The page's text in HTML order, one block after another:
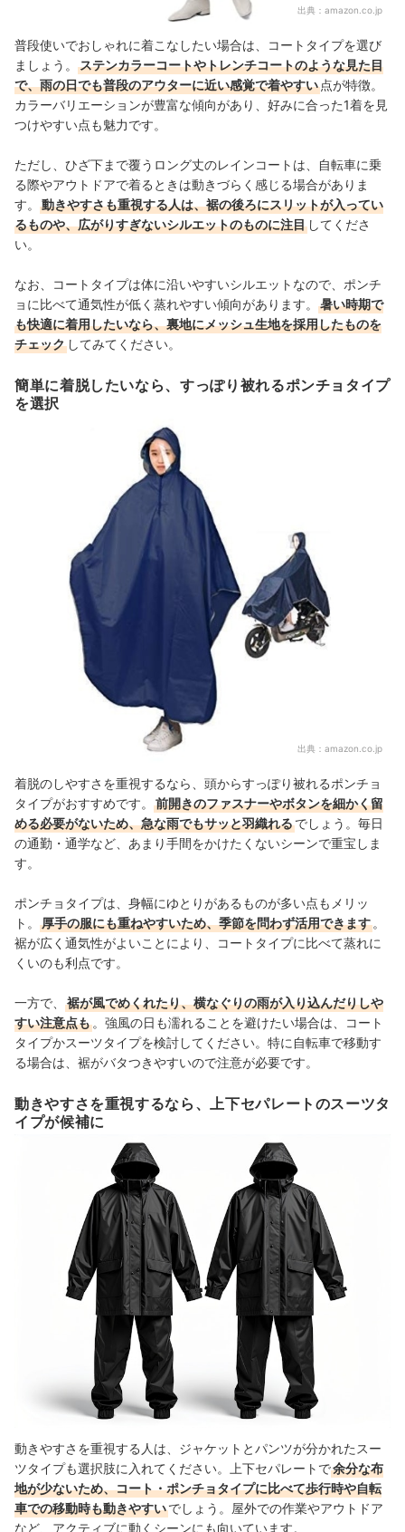
出典： amazon.co.jp
普段使いでおしゃれに着こなしたい場合は、コートタイプを選び
ましょう。
ステンカラーコートやトレンチコートのような見た目
で、雨の日でも普段のアウターに近い感覚で着やすい 点が特徴。
カラーバリエーションが豊富な傾向があり、好みに合った1着を見
つけやすい点も魅力です。
ただし、ひざ下まで覆うロング丈のレインコートは、自転車に乗
る際やアウトドアで着るときは動きづらく感じる場合がありま
す。
動きやすさも重視する人は、裾の後ろにスリットが入ってい
るものや、広がりすぎないシルエットのものに注目 してくださ
い。
なお、コートタイプは体に沿いやすいシルエットなので、ポンチ
ョに比べて通気性が低く蒸れやすい傾向があります。
暑い時期で
も快適に着用したいなら、裏地にメッシュ生地を採用したものを
チェック してみてください。
簡単に着脱したいなら、すっぽり被れるポンチョタイプ
を選択
出典： amazon.co.jp
着脱のしやすさを重視するなら、頭からすっぽり被れるポンチョ
タイプがおすすめです。
前開きのファスナーやボタンを細かく留
める必要がないため、急な雨でもサッと羽織れるでしょう。毎日
の通勤・通学など、あまり手間をかけたくないシーンで重宝しま
す。
ポンチョタイプは、身幅にゆとりがあるものが多い点もメリッ
ト。
厚手の服にも重ねやすいため、季節を問わず活用できます 。
裾が広く通気性がよいことにより、コートタイプに比べて蒸れに
くいのも利点です。
一方で、
裾が風でめくれたり、横なぐりの雨が入り込んだりしや
すい注意点も 。強風の日も濡れることを避けたい場合は、コート
タイプかスーツタイプを検討してください。特に自転車で移動す
る場合は、裾がバタつきやすいので注意が必要です。
動きやすさを重視するなら、上下セパレートのスーツタ
イプが候補に
動きやすさを重視する人は、ジャケットとパンツが分かれたスー
ツタイプも選択肢に入れてください。上下セパレートで余分な布
地が少ないため、コート・ポンチョタイプに比べて歩行時や自転
車での移動時も動きやすいでしょう。屋外での作業やアウトドア
など、アクティブに動くシーンにも向いています。